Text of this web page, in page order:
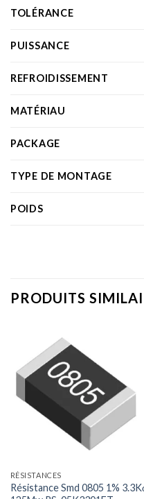
TOLÉRANCE
PUISSANCE
REFROIDISSEMENT
MATÉRIAU
PACKAGE
TYPE DE MONTAGE
POIDS
PRODUITS
RÉSISTANCES
Résistance Smd 0805 1%